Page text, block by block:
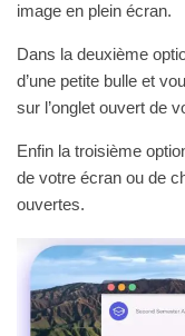
image en plein écran.
Dans la deuxième
d’une petite bulle et
sur l’onglet ouvert de
Enfin la troisième
de votre écran ou de
ouvertes.